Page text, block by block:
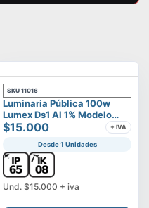
SKU 11016
Luminaria Pública 100w
Lumex Ds1 Al 1% Modelo
Vega
$15.000 + IVA
Desde 1 Unidades
Und. $15.000 + iva